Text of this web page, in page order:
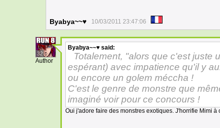
Byabya~~♥ 10/03/2011 23:47:06
32
Author
Byabya~~♥ said:
Totalement, "alors que c'est juste
espérant) avec impatience qu'il y
ou encore un golem méccha !
C'est le genre de monstre que
imaginé voir pour ce concours !
Oui j'adore faire des monstres exotiques. J'horrifie Mimi à